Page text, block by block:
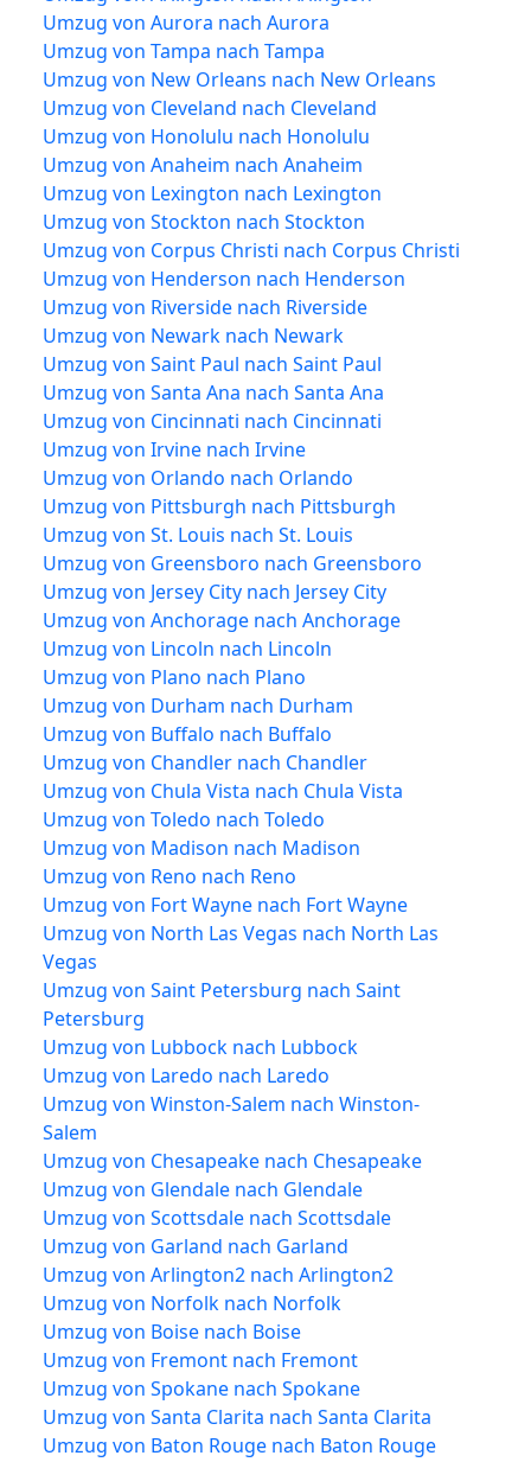
Umzug von Aurora nach Aurora
Umzug von Tampa nach Tampa
Umzug von New Orleans nach New Orleans
Umzug von Cleveland nach Cleveland
Umzug von Honolulu nach Honolulu
Umzug von Anaheim nach Anaheim
Umzug von Lexington nach Lexington
Umzug von Stockton nach Stockton
Umzug von Corpus Christi nach Corpus Christi
Umzug von Henderson nach Henderson
Umzug von Riverside nach Riverside
Umzug von Newark nach Newark
Umzug von Saint Paul nach Saint Paul
Umzug von Santa Ana nach Santa Ana
Umzug von Cincinnati nach Cincinnati
Umzug von Irvine nach Irvine
Umzug von Orlando nach Orlando
Umzug von Pittsburgh nach Pittsburgh
Umzug von St. Louis nach St. Louis
Umzug von Greensboro nach Greensboro
Umzug von Jersey City nach Jersey City
Umzug von Anchorage nach Anchorage
Umzug von Lincoln nach Lincoln
Umzug von Plano nach Plano
Umzug von Durham nach Durham
Umzug von Buffalo nach Buffalo
Umzug von Chandler nach Chandler
Umzug von Chula Vista nach Chula Vista
Umzug von Toledo nach Toledo
Umzug von Madison nach Madison
Umzug von Reno nach Reno
Umzug von Fort Wayne nach Fort Wayne
Umzug von North Las Vegas nach North Las
Vegas
Umzug von Saint Petersburg nach Saint
Petersburg
Umzug von Lubbock nach Lubbock
Umzug von Laredo nach Laredo
Umzug von Winston-Salem nach Winston-
Salem
Umzug von Chesapeake nach Chesapeake
Umzug von Glendale nach Glendale
Umzug von Scottsdale nach Scottsdale
Umzug von Garland nach Garland
Umzug von Arlington2 nach Arlington2
Umzug von Norfolk nach Norfolk
Umzug von Boise nach Boise
Umzug von Fremont nach Fremont
Umzug von Spokane nach Spokane
Umzug von Santa Clarita nach Santa Clarita
Umzug von Baton Rouge nach Baton Rouge